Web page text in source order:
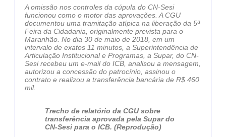
A omissão nos controles da cúpula do CN-Sesi
funcionou como o motor das aprovações. A CGU
documentou uma tramitação atípica na liberação da 5ª
Feira da Cidadania, originalmente prevista para o
Maranhão. No dia 30 de maio de 2018, em um
intervalo de exatos 11 minutos, a Superintendência de
Articulação Institucional e Programas, a Supar, do CN-
Sesi recebeu um e-mail do ICB, analisou a mensagem,
autorizou a concessão do patrocínio, assinou o
contrato e realizou a transferência bancária de R$ 460
mil.
Trecho de relatório da CGU sobre
transferência aprovada pela Supar do
CN-Sesi para o ICB. (Reprodução)